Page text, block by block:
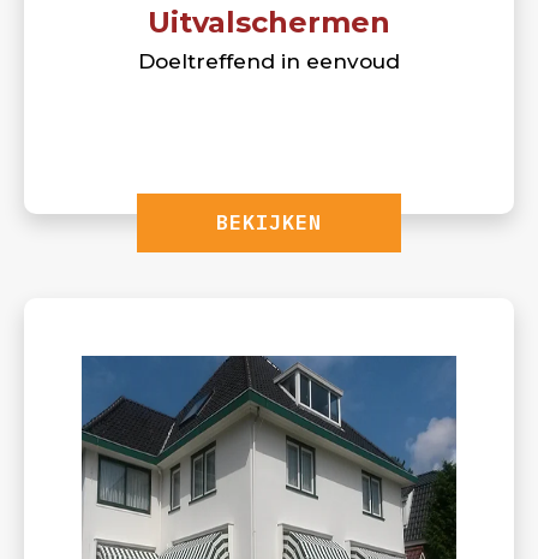
Uitvalschermen
Doeltreffend in eenvoud
BEKIJKEN